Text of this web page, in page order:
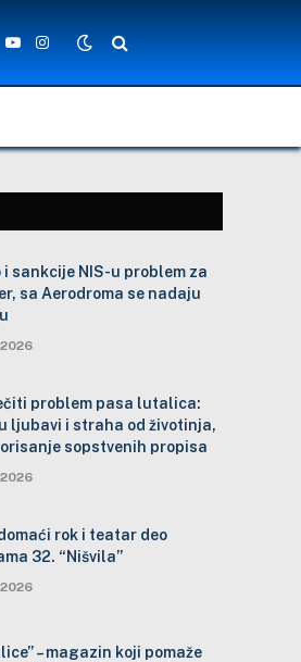
YouTubeInstagram
i sankcije NIS-u problem za
sa Aerodroma se nadaju
problem pasa lutalica:
ljubavi i straha od životinja,
sopstvenih propisa
rok i teatar deo
32. “Nišvila”
– magazin koji pomaže